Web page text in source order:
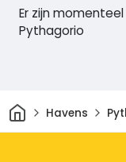
Er zijn
Pythagorio
ThuisHavens